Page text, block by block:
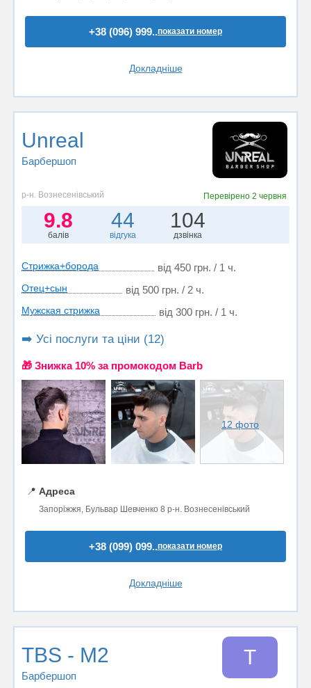
+38 (096) 999..показати номер
Докладніше
Unreal
Барбершоп
р-н. Вознесенівський Перевірено 2 червня
9.8
балів
44
відгука
104
дзвінка
Стрижка+борода від 450 грн. / 1 ч.
Отец+сын від 500 грн. / 2 ч.
Мужская стрижка від 300 грн. / 1 ч.
➡️ Усі послуги та ціни (12)
🎁 Знижка 10% за промокодом Barb
12 фото
📍 Адреса
Запоріжжя, Бульвар Шевченко 8 р-н. Вознесенівський
+38 (099) 099..показати номер
Докладніше
TBS - M2
Барбершоп
T